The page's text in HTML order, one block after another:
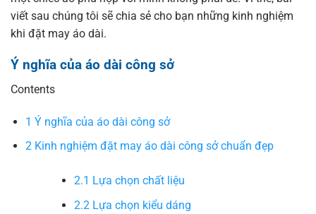
viết sau chúng tôi sẽ chia sẻ cho bạn những kinh nghiệm
khi đặt may áo dài.
Ý nghĩa của áo dài công sở
Contents
1 Ý nghĩa của áo dài công sở
2Kinh nghiệm đặt may áo dài công sở chuẩn đẹp
2.1 Lựa chọn chất liệu
2.2Lựa chọn kiểu dáng